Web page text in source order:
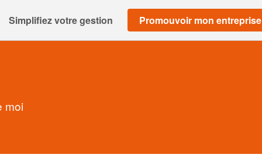
Simplifiez votre gestion Promouvoir mon entreprise
moi